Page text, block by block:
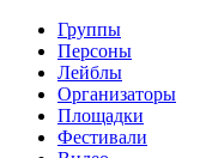
Группы
Персоны
Лейблы
Организаторы
Площадки
Фестивали